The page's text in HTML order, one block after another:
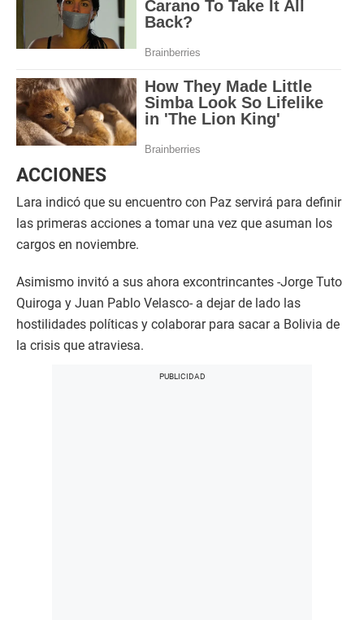
ACCIONES
Lara indicó que su encuentro con Paz servirá para definir
las primeras acciones a tomar una vez que asuman los
cargos en noviembre.
Asimismo invitó a sus ahora excontrincantes -Jorge Tuto
Quiroga y Juan Pablo Velasco- a dejar de lado las
hostilidades políticas y colaborar para sacar a Bolivia de
la crisis que atraviesa.